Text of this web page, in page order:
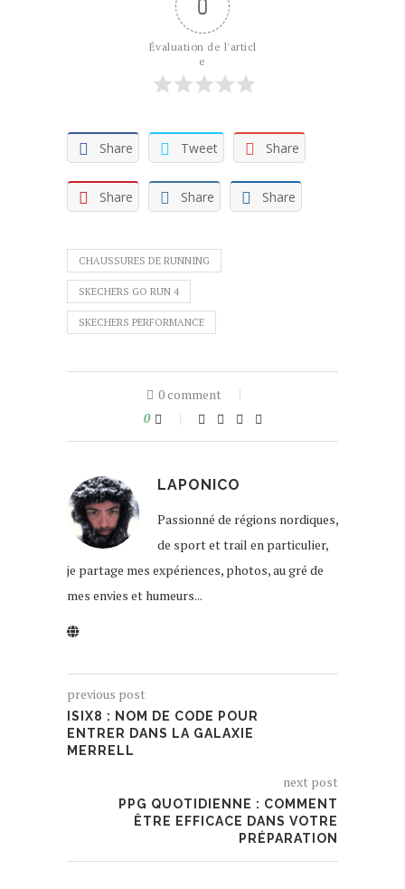
0
Évaluation de l'articl
e
Share Tweet Share
Share Share Share
CHAUSSURES DE RUNNING
SKECHERS GO RUN 4
SKECHERS PERFORMANCE
0 comment
0
LAPONICO
Passionné de régions nordiques,
de sport et trail en particulier,
je partage mes expériences, photos, au gré de
mes envies et humeurs...
previous post
ISIX8 : NOM DE CODE POUR
ENTRER DANS LA GALAXIE
MERRELL
next post
PPG QUOTIDIENNE : COMMENT
ÊTRE EFFICACE DANS VOTRE
PRÉPARATION